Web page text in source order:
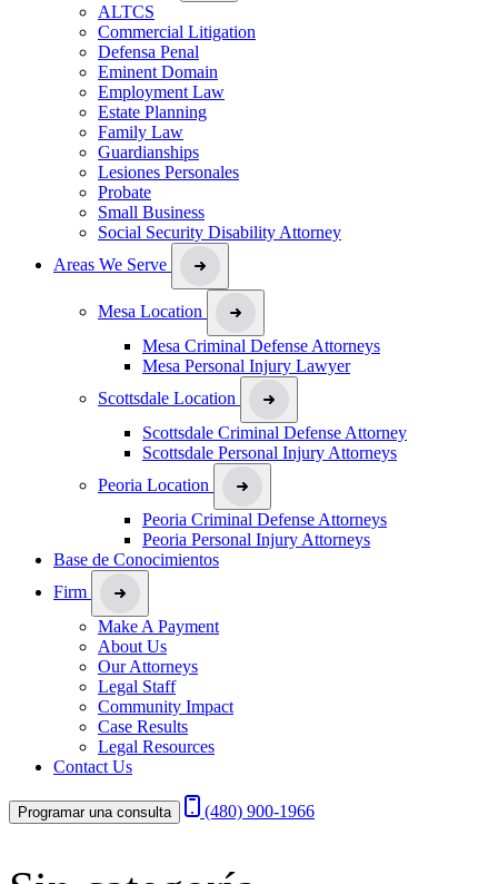
ALTCS
Commercial Litigation
Defensa Penal
Eminent Domain
Employment Law
Estate Planning
Family Law
Guardianships
Lesiones Personales
Probate
Small Business
Social Security Disability Attorney
Areas We Serve
Mesa Location
Mesa Criminal Defense Attorneys
Mesa Personal Injury Lawyer
Scottsdale Location
Scottsdale Criminal Defense Attorney
Scottsdale Personal Injury Attorneys
Peoria Location
Peoria Criminal Defense Attorneys
Peoria Personal Injury Attorneys
Base de Conocimientos
Firm
Make A Payment
About Us
Our Attorneys
Legal Staff
Community Impact
Case Results
Legal Resources
Contact Us
Programar una consulta (480) 900-1966